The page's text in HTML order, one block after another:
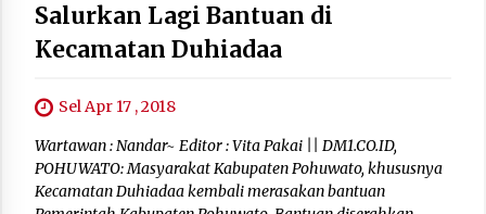
Salurkan Lagi Bantuan di
Kecamatan Duhiadaa
Sel Apr 17 , 2018
Wartawan : Nandar~ Editor : Vita Pakai || DM1.CO.ID,
POHUWATO: Masyarakat Kabupaten Pohuwato, khususnya
Kecamatan Duhiadaa kembali merasakan bantuan